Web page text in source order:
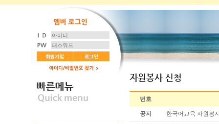
번호
공지 한국어교육 자원봉